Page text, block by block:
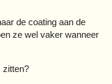
de coating aan de
ze wel vaker wanneer
zitten?